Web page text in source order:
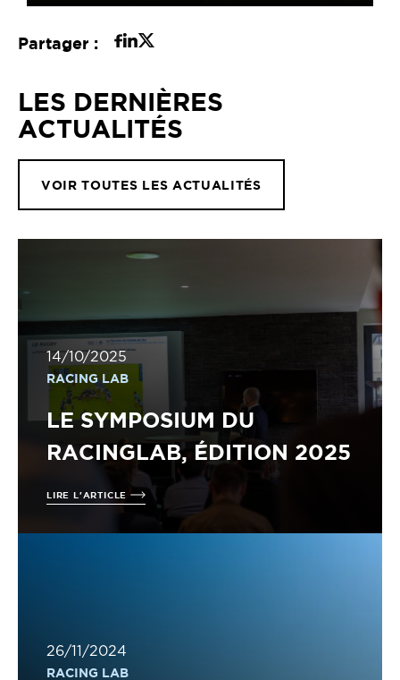
Partager :
LES DERNIÈRES
ACTUALITÉS
VOIR TOUTES LES ACTUALITÉS
14/10/2025
RACING LAB
LE SYMPOSIUM DU
RACINGLAB, ÉDITION 2025
LIRE L'ARTICLE
26/11/2024
RACING LAB